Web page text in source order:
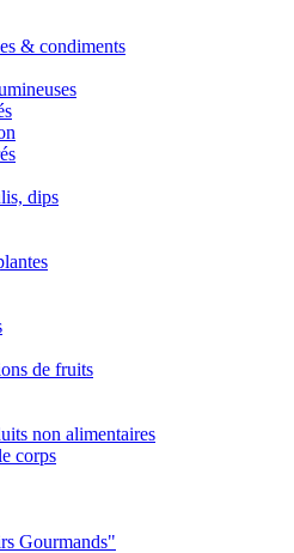
& condiments
dips
de fruits
non alimentaires
corps
Gourmands"